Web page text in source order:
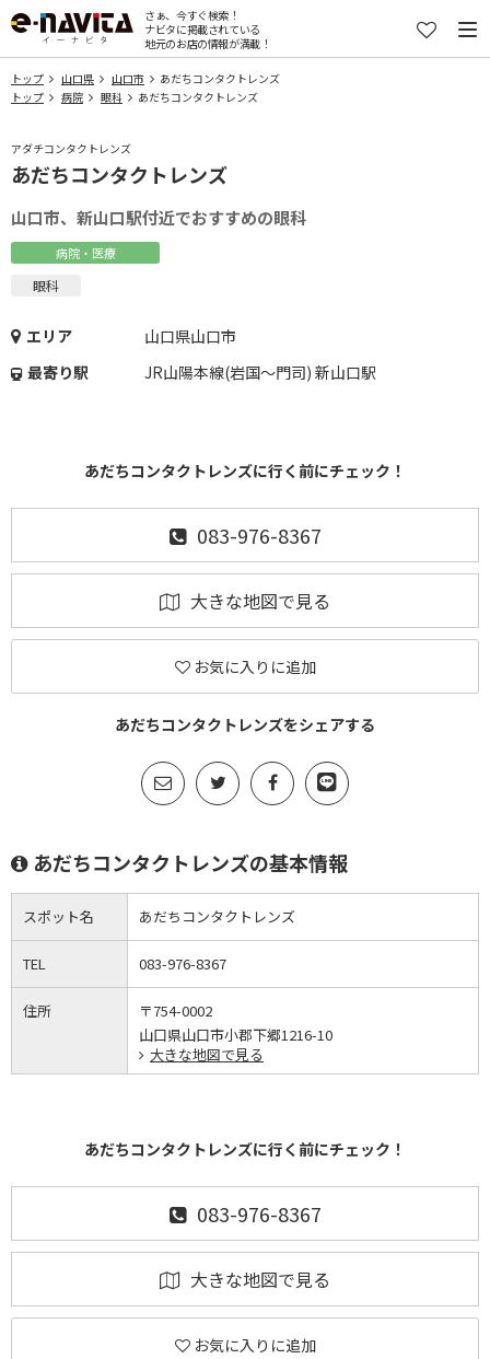
さぁ、今すぐ検索！
ナビタに掲載されている
地元のお店の情報が満載！
トップ 山口県 山口市
あだちコンタクトレンズ
トップ
病院 眼科 あだちコンタクトレンズ
アダチコンタクトレンズ
あだちコンタクトレンズ
山口市、新山口駅付近でおすすめの眼科
病院・医療
眼科
エリア
山口県山口市
最寄り駅
JR山陽本線(岩国～門司) 新山口駅
あだちコンタクトレンズに行く前にチェック！
083-976-8367
大きな地図で見る
お気に入りに追加
あだちコンタクトレンズをシェアする
あだちコンタクトレンズの基本情報
スポット名 あだちコンタクトレンズ
TEL 083-976-8367
住所
〒754-0002
山口県山口市小郡下郷1216-10
大きな地図で見る
あだちコンタクトレンズに行く前にチェック！
083-976-8367
大きな地図で見る
お気に入りに追加